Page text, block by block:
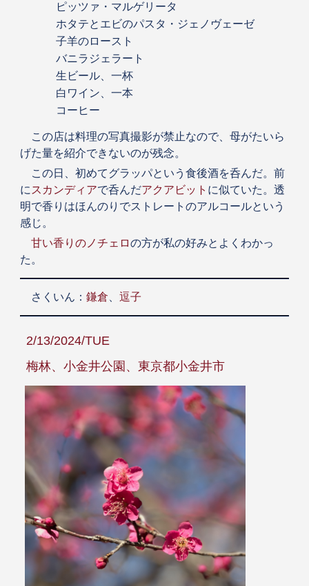
ピッツァ・マルゲリータ
ホタテとエビのパスタ・ジェノヴェーゼ
子羊のロースト
バニラジェラート
生ビール、一杯
白ワイン、一本
コーヒー
この店は料理の写真撮影が禁止なので、母がたいら
げた量を紹介できないのが残念。
この日、初めてグラッパという食後酒を呑んだ。前
に スカンディアで呑んだアクアビット に似ていた。透
明で香りはほんのりでストレートのアルコールという
感じ。
甘い香りのノチェロの方が私の好みとよくわかっ
た。
さくいん： 鎌倉 逗子
2/13/2024/TUE
梅林、小金井公園、東京都小金井市